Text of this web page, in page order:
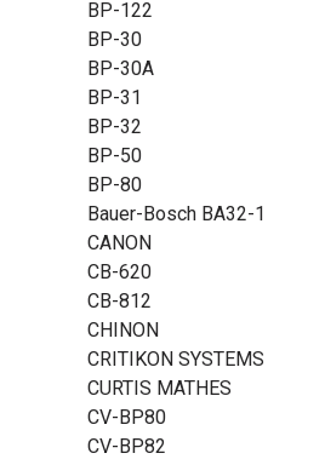
BP-122
BP-30
BP-30A
BP-31
BP-32
BP-50
BP-80
Bauer-Bosch BA32-1
CANON
CB-620
CB-812
CHINON
CRITIKON SYSTEMS
CURTIS MATHES
CV-BP80
CV-BP82